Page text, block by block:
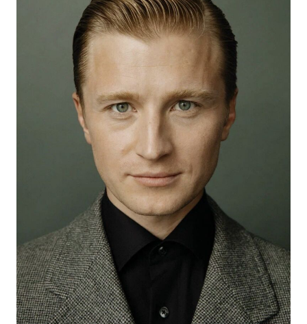
"Константинополь" (в производстве) - главная роль,
реж. Сергей Чекалов
"Интересное положение" (в производстве) - главная
роль, реж. Гога Мамаджанян
"Жуки-4" (в производстве) - главная роль, реж.
Максим Пешков
"Кукольный дом" - реж. Ольга Беляева
"Развод по расчёту" - Андрей, реж. Александр
"Игры" - Тимошкин, реж. Евгений Стычкин
"Бывший в помощь" - главная роль, реж. Георгий
Малков, Максим Максимов
"Повышая градус" - директор спиртзавода, реж.
Георгий Малков, Максим Максимов
2023 "Секс. До и после" - реж. Дарья Мороз
2023 "Жуки-3" - главная роль, реж. Максим Пешков
2023 «Время надежды» - Игорь, реж. Евгений Баранов
2023 "Трейдер" - Пётр, реж. Энтони Уоллер